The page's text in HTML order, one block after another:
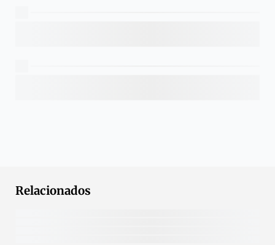
Relacionados